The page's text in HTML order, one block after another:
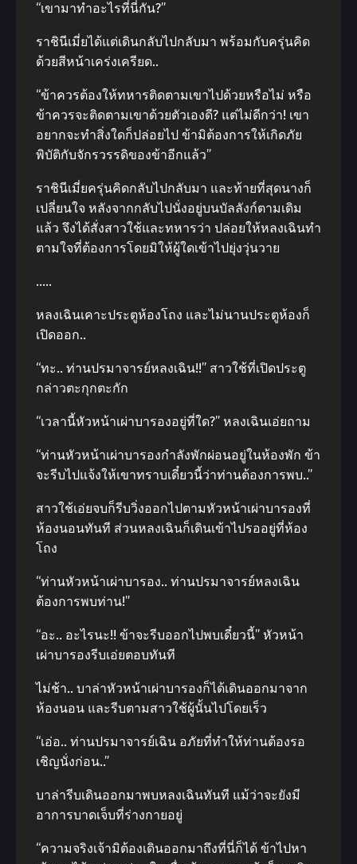
“เขามาทำอะไรที่นี่กัน?”
ราชินีเมี่ยได้แต่เดินกลับไปกลับมา พร้อมกับครุ่นคิด
ด้วยสีหน้าเคร่งเครียด..
“ข้าควรต้องให้ทหารติดตามเขาไปด้วยหรือไม่ หรือ
ข้าควรจะติดตามเขาด้วยตัวเองดี? แต่ไม่ดีกว่า! เขา
อยากจะทำสิ่งใดก็ปล่อยไป ข้ามิต้องการให้เกิดภัย
พิบัติกับจักรวรรดิของข้าอีกแล้ว”
ราชินีเมี่ยครุ่นคิดกลับไปกลับมา และท้ายที่สุดนางก็
เปลี่ยนใจ หลังจากกลับไปนั่งอยู่บนบัลลังก์ตามเดิม
แล้ว จึงได้สั่งสาวใช้และทหารว่า ปล่อยให้หลงเฉินทำ
ตามใจที่ต้องการโดยมิให้ผู้ใดเข้าไปยุ่งวุ่นวาย
…..
หลงเฉินเคาะประตูห้องโถง และไม่นานประตูห้องก็
เปิดออก..
“ทะ.. ท่านปรมาจารย์หลงเฉิน!!” สาวใช้ที่เปิดประตู
กล่าวตะกุกตะกัก
“เวลานี้หัวหน้าเผ่าบารองอยู่ที่ใด?” หลงเฉินเอ่ยถาม
“ท่านหัวหน้าเผ่าบารองกำลังพักผ่อนอยู่ในห้องพัก ข้า
จะรีบไปแจ้งให้เขาทราบเดี๋ยวนี้ว่าท่านต้องการพบ..”
สาวใช้เอ่ยจบก็รีบวิ่งออกไปตามหัวหน้าเผ่าบารองที่
ห้องนอนทันที ส่วนหลงเฉินก็เดินเข้าไปรออยู่ที่ห้อง
โถง
“ท่านหัวหน้าเผ่าบารอง.. ท่านปรมาจารย์หลงเฉิน
ต้องการพบท่าน!”
“อะ.. อะไรนะ!! ข้าจะรีบออกไปพบเดี๋ยวนี้” หัวหน้า
เผ่าบารองรีบเอ่ยตอบทันที
ไม่ช้า.. บาล่าหัวหน้าเผ่าบารองก็ได้เดินออกมาจาก
ห้องนอน และรีบตามสาวใช้ผู้นั้นไปโดยเร็ว
“เอ่อ.. ท่านปรมาจารย์เฉิน อภัยที่ทำให้ท่านต้องรอ
เชิญนั่งก่อน..”
บาล่ารีบเดินออกมาพบหลงเฉินทันที แม้ว่าจะยังมี
อาการบาดเจ็บที่ร่างกายอยู่
“ความจริงเจ้ามิต้องเดินออกมาถึงที่นี่ก็ได้ ข้าไปหา